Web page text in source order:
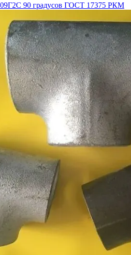
90 градусов ГОСТ 17375 РКМ